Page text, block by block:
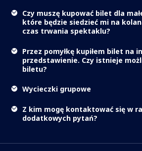
Czy muszę kupować bilet dla
które będzie siedzieć mi na
czas trwania spektaklu?
Przez pomyłkę kupiłem bilet na
przedstawienie. Czy istnieje
biletu?
Wycieczki grupowe
Z kim mogę kontaktować się w
dodatkowych pytań?